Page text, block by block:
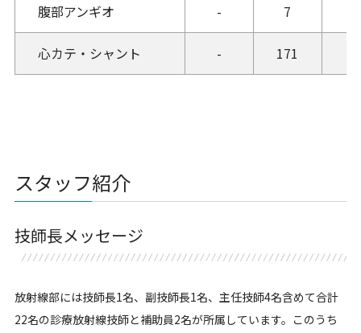
腹部アンギオ - 7
心カテ・シャント - 171
スタッフ紹介
技師長メッセージ
放射線部には技師長1名、副技師長1名、主任技師4名含めて合計
22名の診療放射線技師と補助員2名が所属しています。このうち